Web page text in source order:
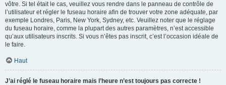
vôtre. Si tel était le cas, veuillez vous rendre dans le panneau de contrôle de
l’utilisateur et régler le fuseau horaire afin de trouver votre zone adéquate, par
exemple Londres, Paris, New York, Sydney, etc. Veuillez noter que le réglage
du fuseau horaire, comme la plupart des autres paramètres, n’est accessible
qu’aux utilisateurs inscrits. Si vous n’êtes pas inscrit, c’est l’occasion idéale de
le faire.
Haut
J’ai réglé le fuseau horaire mais l’heure n’est toujours pas correcte !